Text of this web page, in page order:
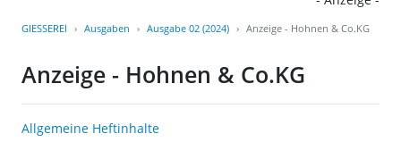
GIESSEREI Ausgaben Ausgabe 02 (2024) Anzeige - Hohnen & Co.KG
Anzeige - Hohnen & Co.KG
Allgemeine Heftinhalte